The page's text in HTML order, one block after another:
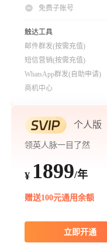
免费子账号
触达工具
邮件群发(按需充值)
短信营销(按需充值)
WhatsApp群发(自助申请)
商机中心
个人版
领英人脉一目了然
¥ 1899/年
赠送100元通用余额
立即开通